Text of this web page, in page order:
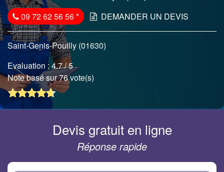
09 72 62 56 56* DEMANDER UN DEVIS
Saint-Genis-Pouilly (01630)
Evaluation :4.7/ 5
Note basé sur 76 vote(s)
Devis gratuit en ligne
Réponse rapide